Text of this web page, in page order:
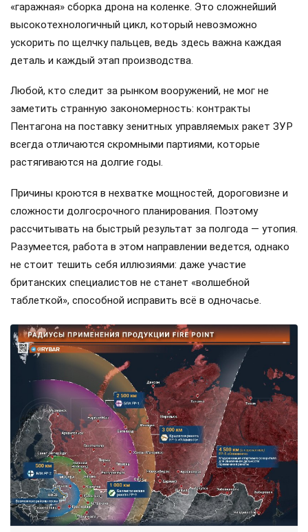
«гаражная» сборка дрона на коленке. Это сложнейший
высокотехнологичный цикл, который невозможно
ускорить по щелчку пальцев, ведь здесь важна каждая
деталь и каждый этап производства.
Любой, кто следит за рынком вооружений, не мог не
заметить странную закономерность: контракты
Пентагона на поставку зенитных управляемых ракет ЗУР
всегда отличаются скромными партиями, которые
растягиваются на долгие годы.
Причины кроются в нехватке мощностей, дороговизне и
сложности долгосрочного планирования. Поэтому
рассчитывать на быстрый результат за полгода — утопия.
Разумеется, работа в этом направлении ведется, однако
не стоит тешить себя иллюзиями: даже участие
британских специалистов не станет «волшебной
таблеткой», способной исправить всё в одночасье.